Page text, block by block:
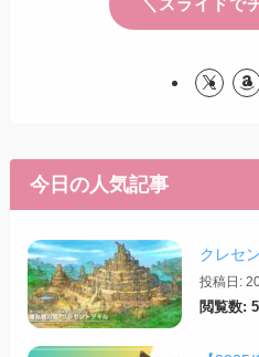
＼スライドで
今日の人気記事
投稿日:
閲覧数: